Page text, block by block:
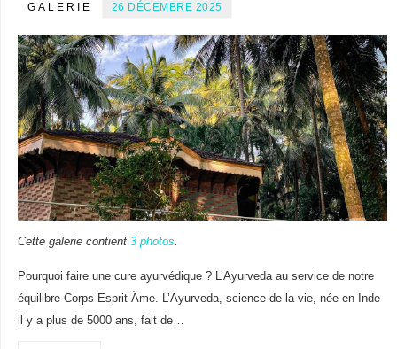
GALERIE 26 DÉCEMBRE 2025
Cette galerie contient 3 photos.
Pourquoi faire une cure ayurvédique ? L’Ayurveda au service de notre
équilibre Corps-Esprit-Âme. L’Ayurveda, science de la vie, née en Inde
il y a plus de 5000 ans, fait de…